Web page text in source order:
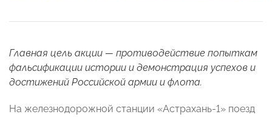
Главная цель акции — противодействие попыткам
фальсификации истории и демонстрация успехов и
достижений Российской армии и флота.
На железнодорожной станции «Астрахань-1» поезд